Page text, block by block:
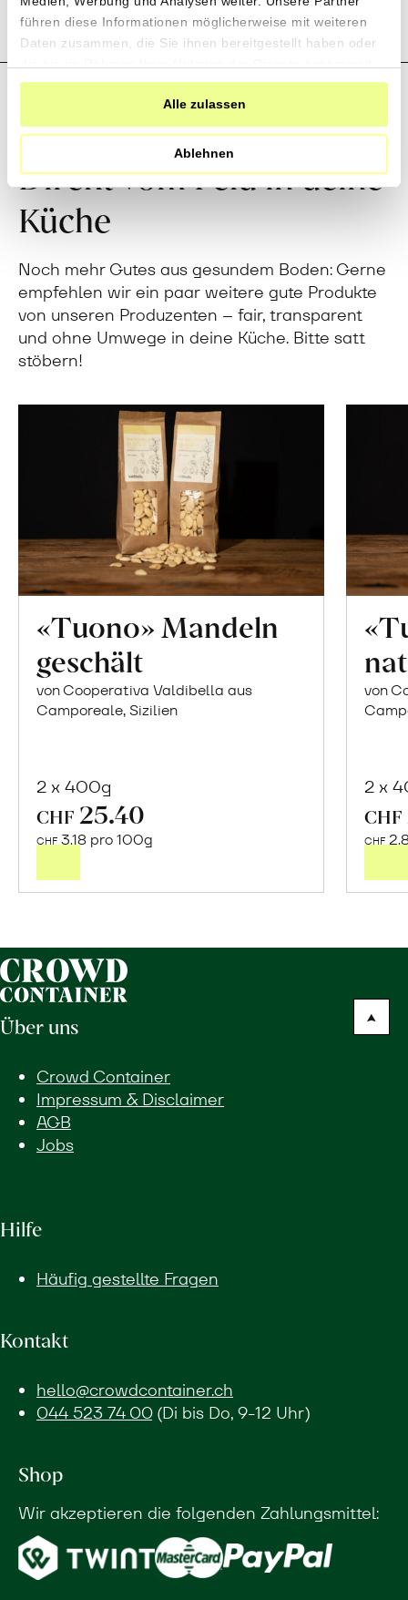
führen diese Informationen möglicherweise mit weiteren
Daten zusammen, die Sie ihnen bereitgestellt haben oder
haben.
Alle zulassen
Ablehnen
Rezensionen
Direkt vom Feld in deine
Küche
Noch mehr Gutes aus gesundem Boden: Gerne
empfehlen wir ein paar weitere gute Produkte
von unseren Produzenten – fair, transparent
und ohne Umwege in deine Küche. Bitte satt
stöbern!
«Tuono» Mandeln
geschält
von Cooperativa Valdibella aus
Camporeale, Sizilien
2 x 400g
CHF 25.40
CHF3.18 pro 100g
von
2 x
CHF
CHF
Über uns
Crowd Container
Impressum & Disclaimer
AGB
Jobs
Hilfe
Häufig gestellte Fragen
Kontakt
hello@crowdcontainer.ch
044 523 74 00(Di bis Do, 9-12 Uhr)
Shop
Wir akzeptieren die folgenden Zahlungsmittel:
und mehr erfahren über die
Produzent*innen und ihre einzigartigen
Produkte?
Jetzt Newsletter abonnieren